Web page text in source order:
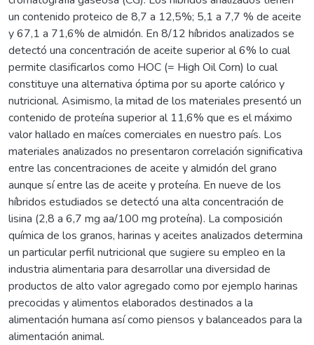
un contenido proteico de 8,7 a 12,5%; 5,1 a 7,7 % de aceite
y 67,1 a 71,6% de almidón. En 8/12 híbridos analizados se
detectó una concentración de aceite superior al 6% lo cual
permite clasificarlos como HOC (= High Oil Corn) lo cual
constituye una alternativa óptima por su aporte calórico y
nutricional. Asimismo, la mitad de los materiales presentó un
contenido de proteína superior al 11,6% que es el máximo
valor hallado en maíces comerciales en nuestro país. Los
materiales analizados no presentaron correlación significativa
entre las concentraciones de aceite y almidón del grano
aunque sí entre las de aceite y proteína. En nueve de los
híbridos estudiados se detectó una alta concentración de
lisina (2,8 a 6,7 mg aa/100 mg proteína). La composición
química de los granos, harinas y aceites analizados determina
un particular perfil nutricional que sugiere su empleo en la
industria alimentaria para desarrollar una diversidad de
productos de alto valor agregado como por ejemplo harinas
precocidas y alimentos elaborados destinados a la
alimentación humana así como piensos y balanceados para la
alimentación animal.